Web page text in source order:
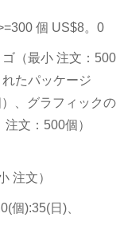
個 US$8。0
（最小 注文：500
たパッケージ
）、グラフィックの
文：500個）
注文）
個):35(日)、